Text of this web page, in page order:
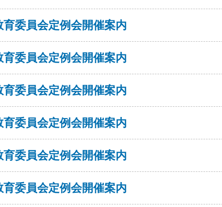
委員会定例会開催案内
委員会定例会開催案内
委員会定例会開催案内
委員会定例会開催案内
委員会定例会開催案内
委員会定例会開催案内